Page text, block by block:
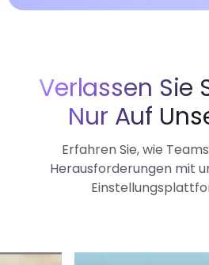
Verlassen Sie
Nur Auf
Erfahren Sie, wie
Herausforderungen mit